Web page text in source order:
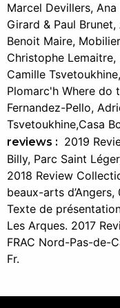
Marcel Devillers,
Girard & Paul
Benoit Maire,
Christophe Lemaitre,
Camille
Plomarc'h Where do
Fernandez-Pello,
Tsvetoukhine,Casa
reviews : 2019
Billy, Parc Saint
2018 Review
beaux-arts
Texte de
Les Arques. 2017
FRAC Nord-Pas-de-
Fr.